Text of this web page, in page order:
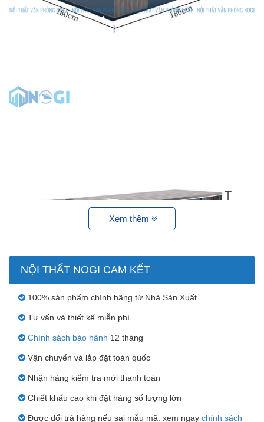
Xem thêm
NỘI THẤT NOGI CAM KẾT
100% sản phẩm chính hãng từ Nhà Sản Xuất
Tư vấn và thiết kế miễn phí
Chính sách bảo hành 12 tháng
Vận chuyển và lắp đặt toàn quốc
Nhận hàng kiểm tra mới thanh toán
Chiết khấu cao khi đặt hàng số lượng lớn
Được đổi trả hàng nếu sai mẫu mã. xem ngay chính sách